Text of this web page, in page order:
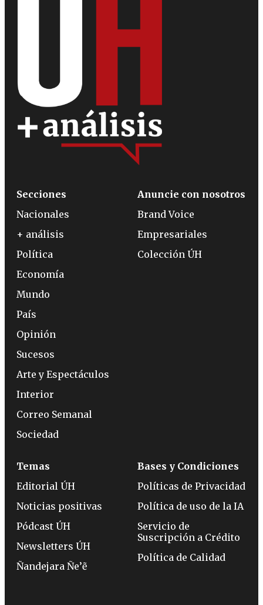
Secciones
Nacionales
+ análisis
Política
Economía
Mundo
País
Opinión
Sucesos
Arte y Espectáculos
Interior
Correo Semanal
Sociedad
Anuncie con nosotros
Brand Voice
Empresariales
Colección ÚH
Temas
Editorial ÚH
Noticias positivas
Pódcast ÚH
Newsletters ÚH
Ñandejara Ñe’ẽ
Bases y Condiciones
Políticas de Privacidad
Política de uso de la IA
Servicio de
Suscripción a Crédito
Política de Calidad